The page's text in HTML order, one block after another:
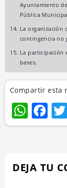
Ayuntamiento
Pública
La organización
contingencia no
La participación
bases.
Compartir esta
DEJA TU